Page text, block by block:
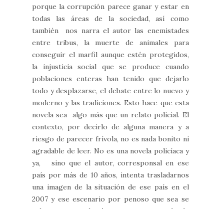
porque la corrupción parece ganar y estar en
todas las áreas de la sociedad, así como
también nos narra el autor las enemistades
entre tribus, la muerte de animales para
conseguir el marfil aunque estén protegidos,
la injusticia social que se produce cuando
poblaciones enteras han tenido que dejarlo
todo y desplazarse, el debate entre lo nuevo y
moderno y las tradiciones. Esto hace que esta
novela sea algo más que un relato policial. El
contexto, por decirlo de alguna manera y a
riesgo de parecer frívola, no es nada bonito ni
agradable de leer. No es una novela policíaca y
ya, sino que el autor, corresponsal en ese
país por más de 10 años, intenta trasladarnos
una imagen de la situación de ese país en el
2007 y ese escenario por penoso que sea se